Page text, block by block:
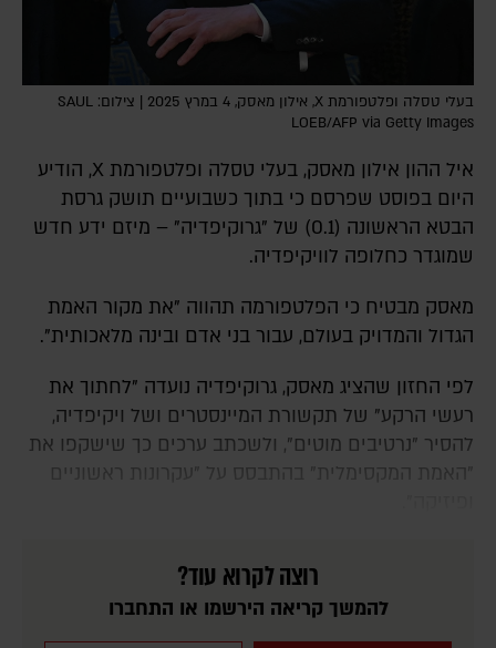
בעלי טסלה ופלטפורמת X, אילון מאסק, 4 במרץ 2025 | צילום: SAUL
LOEB/AFP via Getty Images
איל ההון אילון מאסק, בעלי טסלה ופלטפורמת X, הודיע
היום בפוסט שפרסם כי בתוך כשבועיים תושק גרסת
הבטא הראשונה (0.1) של "גרוקיפדיה" – מיזם ידע חדש
שמוגדר כחלופה לוויקיפדיה.
מאסק מבטיח כי הפלטפורמה תהווה "את מקור האמת
הגדול והמדויק בעולם, עבור בני אדם ובינה מלאכותית".
לפי החזון שהציג מאסק, גרוקיפדיה נועדה "לחתוך את
רעשי הרקע" של תקשורת המיינסטרים ושל ויקיפדיה,
להסיר "נרטיבים מוטים", ולשכתב ערכים כך שישקפו את
"האמת המקסימלית" בהתבסס על "עקרונות ראשוניים
רוצה לקרוא עוד?
להמשך קריאה הירשמו או התחברו